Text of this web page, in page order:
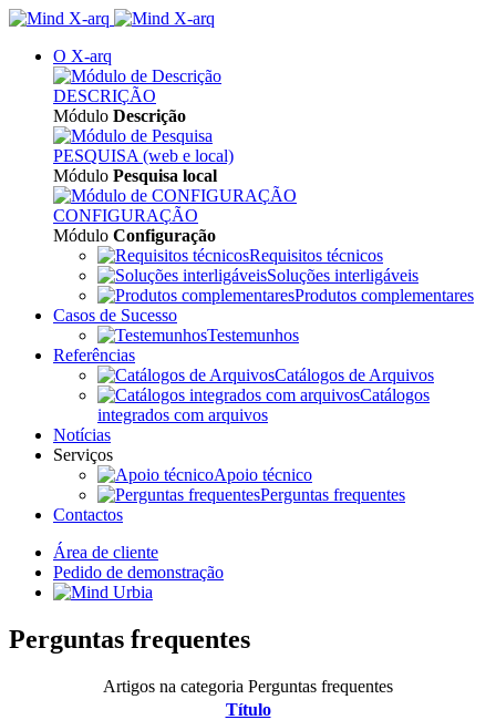
O X-arq
DESCRIÇÃO
Módulo Descrição
PESQUISA (web e local)
Módulo Pesquisa local
CONFIGURAÇÃO
Módulo Configuração
Requisitos técnicos
Soluções interligáveis
Produtos complementares
Casos de Sucesso
Testemunhos
Referências
Catálogos de Arquivos
Catálogos
integrados com arquivos
Notícias
Serviços
Apoio técnico
Perguntas frequentes
Contactos
Área de cliente
Pedido de demonstração
Perguntas frequentes
Artigos na categoria Perguntas frequentes
Título